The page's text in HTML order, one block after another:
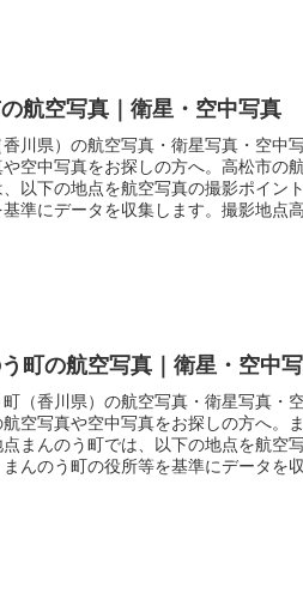
航空写真｜衛星・空中写真
川県）の航空写真・衛星写真・空中
空中写真をお探しの方へ。高松市の
以下の地点を航空写真の撮影ポイン
準にデータを収集します。撮影地点
町の航空写真｜衛星・空中
町（香川県）の航空写真・衛星写真・
空写真や空中写真をお探しの方へ。
点まんのう町では、以下の地点を航空
まんのう町の役所等を基準にデータを